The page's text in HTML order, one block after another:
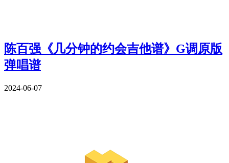
陈百强《几分钟的约会吉他谱》G调原版
弹唱谱
2024-06-07